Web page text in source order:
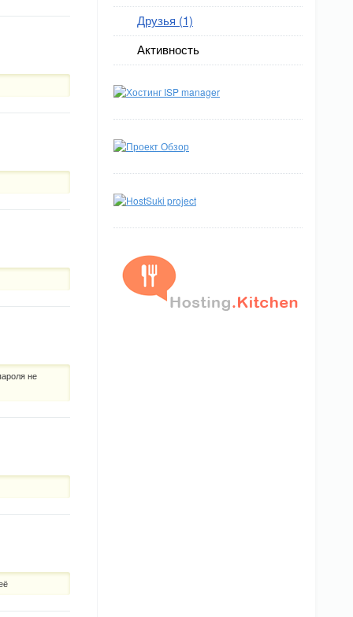
Друзья (1)
Активность
не